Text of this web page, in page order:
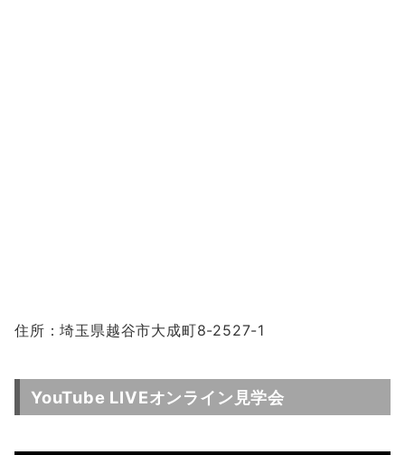
住所：埼玉県越谷市大成町8-2527-1
YouTube LIVEオンライン見学会